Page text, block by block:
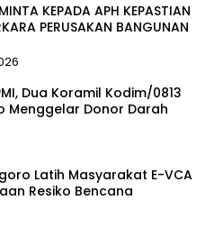
KEPADA APH KEPASTIAN
PERUSAKAN BANGUNAN
Dua Koramil Kodim/0813
Menggelar Donor Darah
Latih Masyarakat E-VCA
Resiko Bencana